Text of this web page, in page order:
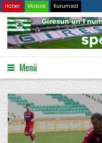
Haber Makale Kurumsal
Menü